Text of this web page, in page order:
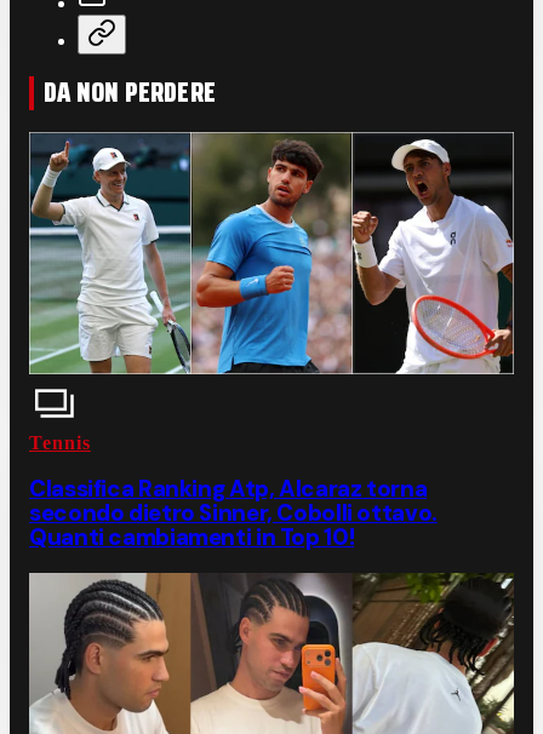
DA NON PERDERE
Tennis
Classifica Ranking Atp, Alcaraz torna
secondo dietro Sinner, Cobolli ottavo.
Quanti cambiamenti in Top 10!